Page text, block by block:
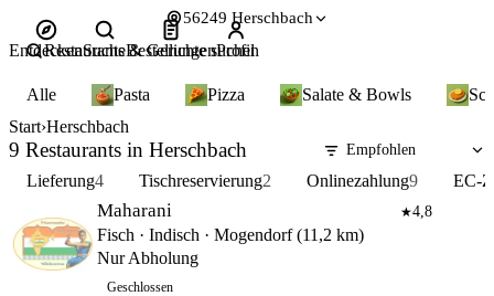
56249 Herschbach
Restaurants & Gerichte suchen
Alle Pasta Pizza Salate & Bowls
Start Herschbach
9 Restaurants in Herschbach
Lieferung4 Tischreservierung2 Onlinezahlung9 EC-
Maharani ★4,8
Fisch · Indisch · Mogendorf (11,2 km)
Nur Abholung
Geschlossen
EntdeckenSucheBestellungenProfil